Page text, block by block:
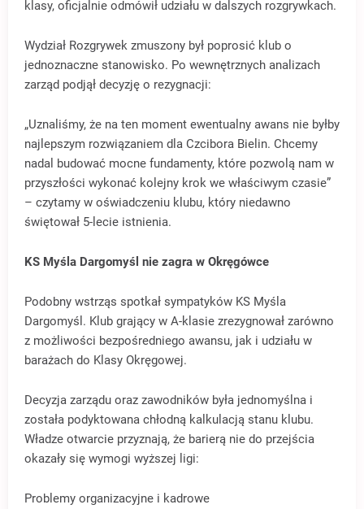
klasy, oficjalnie odmówił udziału w dalszych rozgrywkach.
Wydział Rozgrywek zmuszony był poprosić klub o
jednoznaczne stanowisko. Po wewnętrznych analizach
zarząd podjął decyzję o rezygnacji:
„Uznaliśmy, że na ten moment ewentualny awans nie byłby
najlepszym rozwiązaniem dla Czcibora Bielin. Chcemy
nadal budować mocne fundamenty, które pozwolą nam w
przyszłości wykonać kolejny krok we właściwym czasie”
– czytamy w oświadczeniu klubu, który niedawno
świętował 5-lecie istnienia.
KS Myśla Dargomyśl nie zagra w Okręgówce
Podobny wstrząs spotkał sympatyków KS Myśla
Dargomyśl. Klub grający w A-klasie zrezygnował zarówno
z możliwości bezpośredniego awansu, jak i udziału w
barażach do Klasy Okręgowej.
Decyzja zarządu oraz zawodników była jednomyślna i
została podyktowana chłodną kalkulacją stanu klubu.
Władze otwarcie przyznają, że barierą nie do przejścia
okazały się wymogi wyższej ligi:
Problemy organizacyjne i kadrowe